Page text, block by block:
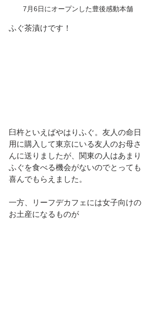
7月6日にオープンした豊後感動本舗
ふぐ茶漬けです！
臼杵といえばやはりふぐ。友人の命日
用に購入して東京にいる友人のお母さ
んに送りましたが、関東の人はあまり
ふぐを食べる機会がないのでとっても
喜んでもらえました。
一方、リーフデカフェには女子向けの
お土産になるものが